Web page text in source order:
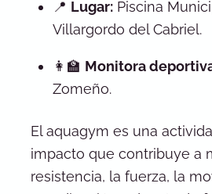
📍 Lugar: Piscina
Villargordo del Cabriel.
👩‍🏫 Monitora
Zomeño.
El aquagym es una
impacto que contribuye a
resistencia, la fuerza, la